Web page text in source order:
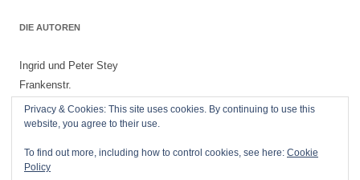
DIE AUTOREN
Ingrid und Peter Stey
Frankenstr.
55299 Nackenheim
Privacy & Cookies: This site uses cookies. By continuing to use this
website, you agree to their use.
To find out more, including how to control cookies, see here: Cookie
Policy